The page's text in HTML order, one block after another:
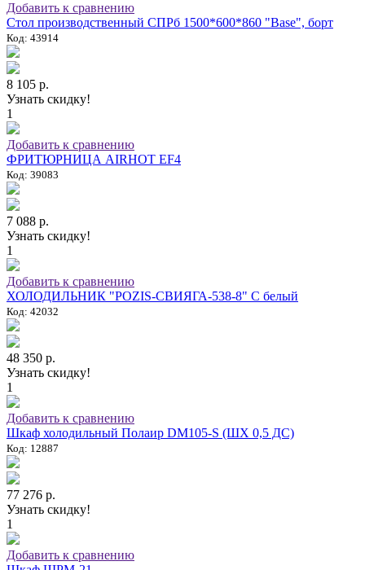
Добавить к сравнению
Стол производственный СПРб 1500*600*860 "Base", борт
Код: 43914
8 105 р.
Узнать скидку!
1
Добавить к сравнению
ФРИТЮРНИЦА AIRHOT EF4
Код: 39083
7 088 р.
Узнать скидку!
1
Добавить к сравнению
ХОЛОДИЛЬНИК "POZIS-СВИЯГА-538-8" C белый
Код: 42032
48 350 р.
Узнать скидку!
1
Добавить к сравнению
Шкаф холодильный Полаир DM105-S (ШХ 0,5 ДС)
Код: 12887
77 276 р.
Узнать скидку!
1
Добавить к сравнению